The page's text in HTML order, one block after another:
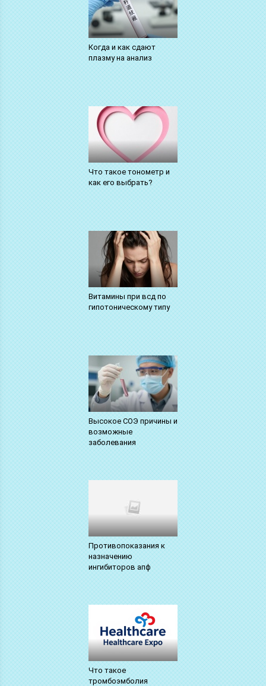
Когда и как сдают
плазму на анализ
Что такое тонометр и
как его выбрать?
Витамины при всд по
гипотоническому типу
Высокое СОЭ причины и
возможные
заболевания
Противопоказания к
назначению
ингибиторов апф
Что такое
тромбоэмболия